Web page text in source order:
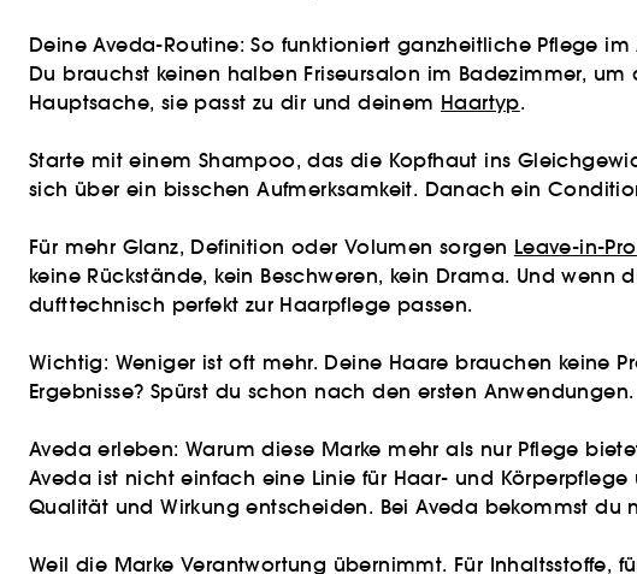
Deine Aveda-Routine: So funktioniert ganzheitliche Pflege im
Du brauchst keinen halben Friseursalon im Badezimmer,
Hauptsache, sie passt zu dir und deinem Haartyp.
Starte mit einem Shampoo, das die Kopfhaut ins
sich über ein bisschen Aufmerksamkeit. Danach ein
Für mehr Glanz, Definition oder Volumen sorgen Leave-in-
keine Rückstände, kein Beschweren, kein Drama. Und
dufttechnisch perfekt zur Haarpflege passen.
Wichtig: Weniger ist oft mehr. Deine Haare brauchen keine
Ergebnisse? Spürst du schon nach den ersten Anwendungen.
Aveda erleben: Warum diese Marke mehr als nur Pflege
Aveda ist nicht einfach eine Linie für Haar- und
Qualität und Wirkung entscheiden. Bei Aveda bekommst
Weil die Marke Verantwortung übernimmt. Für Inhaltsstoffe,